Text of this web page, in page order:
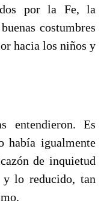
por la Fe, la
costumbres
hacia los niños y
entendieron. Es
había igualmente
de inquietud
lo reducido, tan